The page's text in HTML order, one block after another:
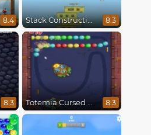
8.4 Stack Construction 8.3
8.3 Totemia Cursed Marbles 8.3